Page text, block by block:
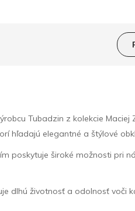
Tubadzin z kolekcie
hľadajú elegantné a štýlové
poskytuje široké možnosti
dlhú životnosť a odolnosť